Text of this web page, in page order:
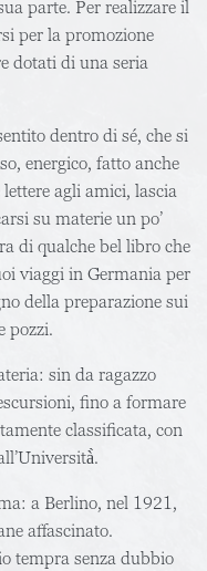
parte. Per realizzare il
per la promozione
dotati di una seria
dentro di sé, che si
energico, fatto anche
agli amici, lascia
su materie un po’
di qualche bel libro che
viaggi in Germania per
della preparazione sui
pozzi.
sin da ragazzo
fino a formare
classificata, con
a Berlino, nel 1921,
affascinato.
tempra senza dubbio